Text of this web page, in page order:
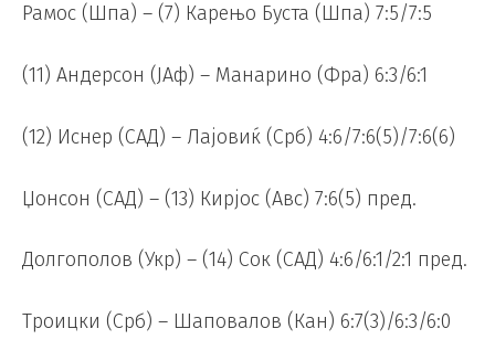
Рамос (Шпа) – (7) Карењо Буста (Шпа) 7:5/7:5
(11) Андерсон (ЈАф) – Манарино (Фра) 6:3/6:1
(12) Иснер (САД) – Лајовиќ (Срб) 4:6/7:6(5)/7:6(6)
Џонсон (САД) – (13) Кирјос (Авс) 7:6(5) пред.
Долгополов (Укр) – (14) Сок (САД) 4:6/6:1/2:1 пред.
Троицки (Срб) – Шаповалов (Кан) 6:7(3)/6:3/6:0